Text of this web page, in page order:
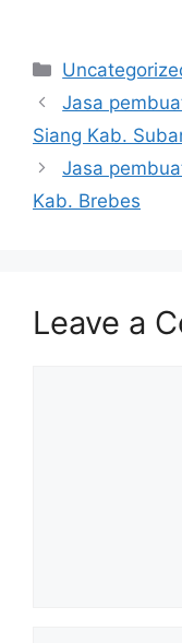
Categories
Jasa
Siang Kab.
Jasa
Kab. Brebes
Leave a